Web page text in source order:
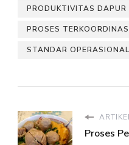
PRODUKTIVITAS DAPUR
PROSES
STANDAR OPERASIONAL
Proses